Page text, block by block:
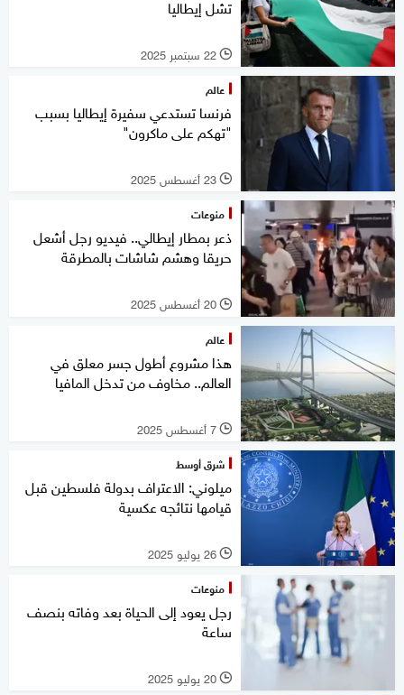
تشل إيطاليا
l 22 سبتمبر 2025
عالم
فرنسا تستدعي سفيرة إيطاليا بسبب
"تهكم على ماكرون"
l 23 أغسطس 2025
منوعات
ذعر بمطار إيطالي.. فيديو رجل أشعل
حريقا وهشم شاشات بالمطرقة
l 20 أغسطس 2025
عالم
هذا مشروع أطول جسر معلق في
العالم.. مخاوف من تدخل المافيا
l 7 أغسطس 2025
شرق أوسط
ميلوني: الاعتراف بدولة فلسطين قبل
قيامها نتائجه عكسية
l 26 يوليو 2025
منوعات
رجل يعود إلى الحياة بعد وفاته بنصف
ساعة
l 20 يوليو 2025